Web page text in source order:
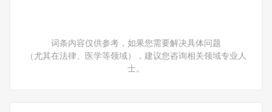
词条内容仅供参考，如果您需要解决具体问题
（尤其在法律、医学等领域），建议您咨询相关领域专业人
士。